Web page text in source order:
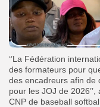
‘’La Fédération
des formateurs pour
des encadreurs afin de
pour les JOJ de
CNP de baseball